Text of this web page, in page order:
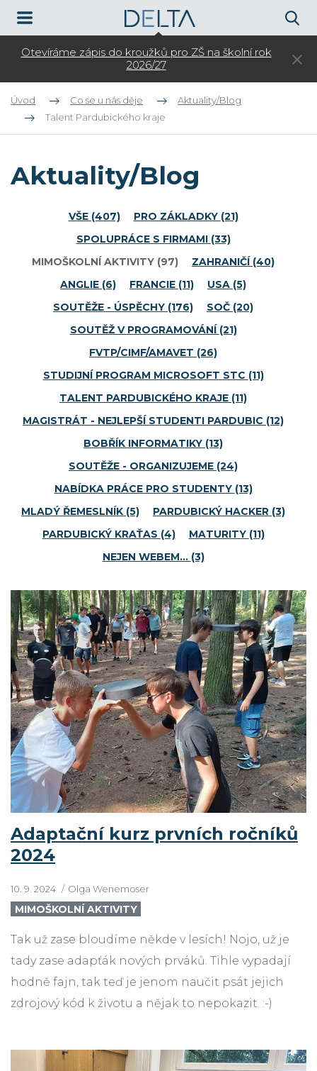
3. kolo přijímacího řízení pro rok 2026/27 do
kombinované formy vzdělávání
Úvod Co se u nás děje
Aktuality/Blog
Talent Pardubického kraje
Aktuality/Blog
VŠE (407) PRO ZÁKLADKY (21)
SPOLUPRÁCE S FIRMAMI (33)
MIMOŠKOLNÍ AKTIVITY (97) ZAHRANIČÍ (40)
ANGLIE (6) FRANCIE (11) USA (5)
SOUTĚŽE - ÚSPĚCHY (176) SOČ (20)
SOUTĚŽ V PROGRAMOVÁNÍ (21)
FVTP/CIMF/AMAVET (26)
STUDIJNÍ PROGRAM MICROSOFT STC (11)
TALENT PARDUBICKÉHO KRAJE (11)
MAGISTRÁT - NEJLEPŠÍ STUDENTI PARDUBIC (12)
BOBŘÍK INFORMATIKY (13)
SOUTĚŽE - ORGANIZUJEME (24)
NABÍDKA PRÁCE PRO STUDENTY (13)
MLADÝ ŘEMESLNÍK (5) PARDUBICKÝ HACKER (3)
PARDUBICKÝ KRAŤAS (4) MATURITY (11)
NEJEN WEBEM… (3)
Adaptační kurz prvních ročníků
2024
10. 9. 2024 Olga Wenemoser
MIMOŠKOLNÍ AKTIVITY
Tak už zase bloudíme někde v lesích! Nojo, už je
tady zase adapťák nových prváků. Tihle vypadají
hodně fajn, tak teď je jenom naučit psát jejich
zdrojový kód k životu a nějak to nepokazit. :-)